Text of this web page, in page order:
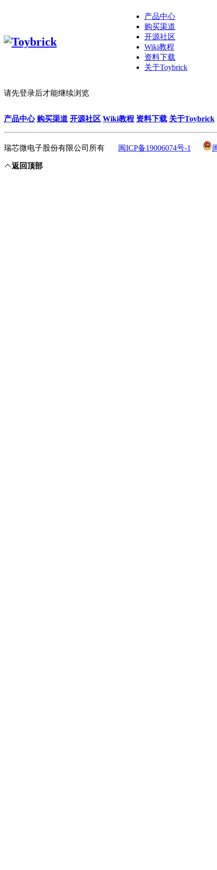
产品中心
购买渠道
开源社区
Wiki教程
资料下载
关于Toybrick
请先登录后才能继续浏览
产品中心 购买渠道 开源社区 Wiki教程 资料下载 关于Toybrick
瑞芯微电子股份有限公司所有 闽ICP备19006074号-1
返回顶部